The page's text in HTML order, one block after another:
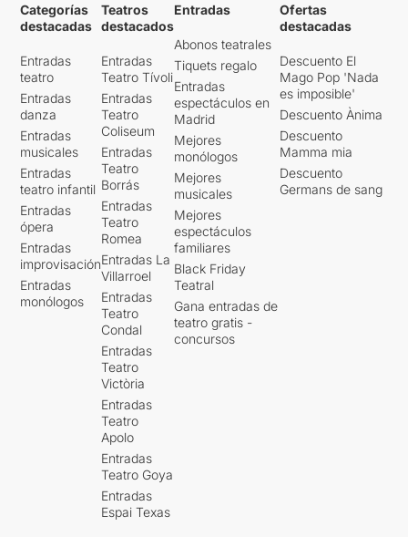
Categorías
destacadas
Entradas
teatro
Entradas
danza
Entradas
musicales
Entradas
teatro infantil
Entradas
ópera
Entradas
improvisación
Entradas
monólogos
Teatros
destacados
Entradas
Teatro Tívoli
Entradas
Teatro
Coliseum
Entradas
Teatro
Borrás
Entradas
Teatro
Romea
Entradas La
Villarroel
Entradas
Teatro
Condal
Entradas
Teatro
Victòria
Entradas
Teatro
Apolo
Entradas
Teatro Goya
Entradas
Espai Texas
Entradas
Abonos teatrales
Tiquets regalo
Entradas
espectáculos en
Madrid
Mejores
monólogos
Mejores
musicales
Mejores
espectáculos
familiares
Black Friday
Teatral
Gana entradas de
teatro gratis -
concursos
Ofertas
destacadas
Descuento El
Mago Pop 'Nada
es imposible'
Descuento Ànima
Descuento
Mamma mia
Descuento
Germans de sang